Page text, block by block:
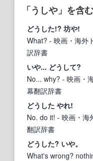
「うしや」を含
どうした!? 坊や!
What? - 映画・海外
訳辞書
いや... どうして?
No... why? - 映画・
幕翻訳辞書
どうした やれ!
No. do it! - 映画・海
翻訳辞書
どうした? いや。
What's wrong?